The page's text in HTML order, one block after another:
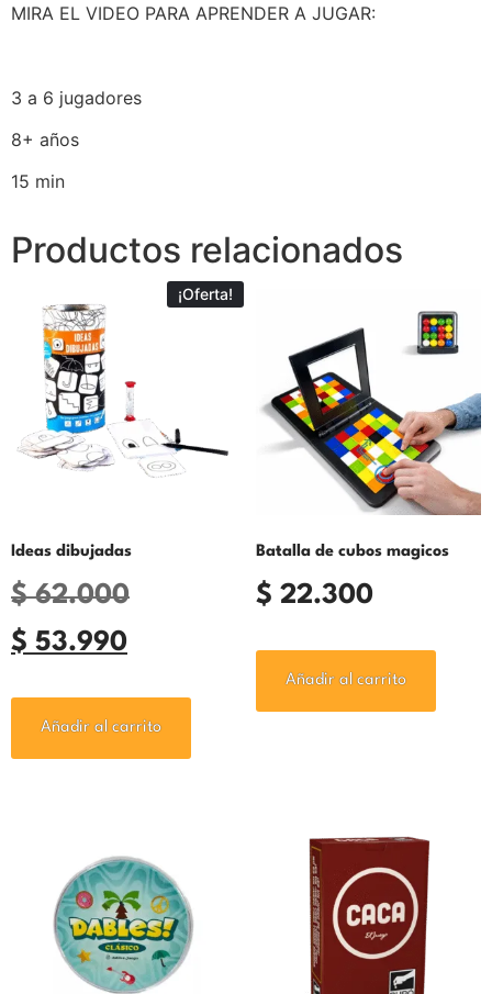
MIRA EL VIDEO PARA APRENDER A JUGAR:
3 a 6 jugadores
8+ años
15 min
Productos relacionados
¡Oferta!
Ideas dibujadas
$62.000
$ 53.990
Añadir al carrito
Batalla de cubos magicos
$ 22.300
Añadir al carrito